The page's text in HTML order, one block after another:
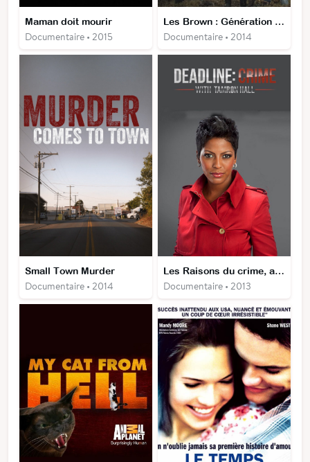
Maman doit mourir
Documentaire • 2015
Les Brown : Génération Alaska
Documentaire • 2014
Small Town Murder
Documentaire • 2014
Les Raisons du crime, avec Tamron Hall
Documentaire • 2013